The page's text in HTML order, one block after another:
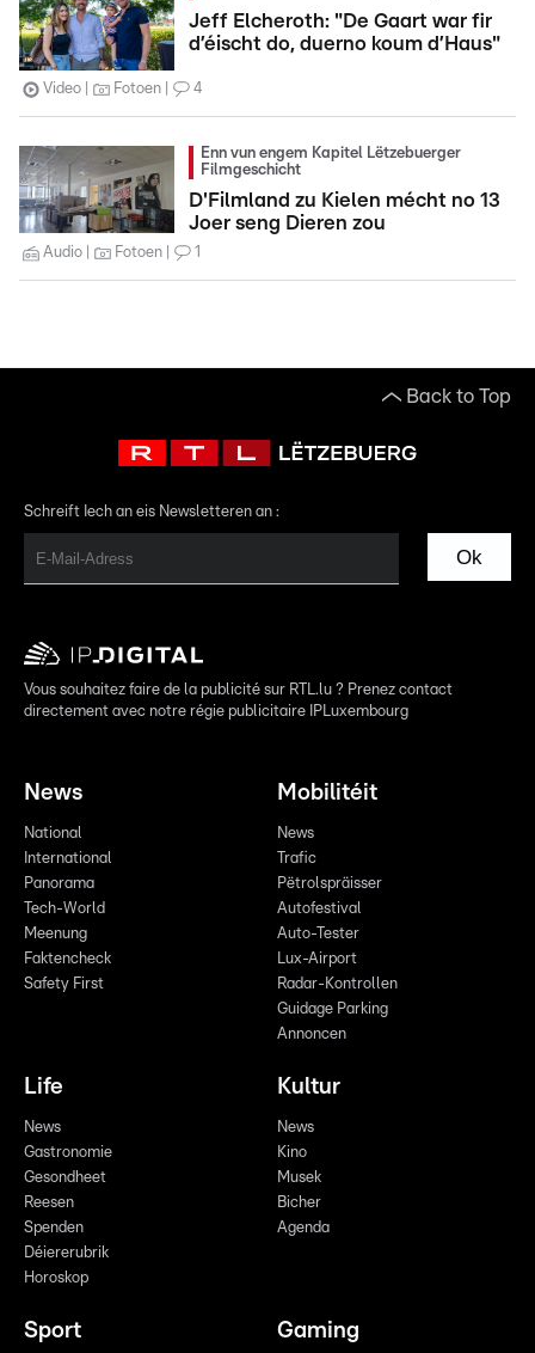
Jeff Elcheroth: "De Gaart war fir
d’éischt do, duerno koum d’Haus"
Video Fotoen 4
Enn vun engem Kapitel Lëtzebuerger
Filmgeschicht
D'Filmland zu Kielen mécht no 13
Joer seng Dieren zou
Audio Fotoen 1
Back to Top
Schreift Iech an eis Newsletteren an :
Ok
Vous souhaitez faire de la publicité sur RTL.lu ? Prenez contact
directement avec notre régie publicitaire IPLuxembourg
News
National
International
Panorama
Tech-World
Meenung
Faktencheck
Safety First
Mobilitéit
News
Trafic
Pëtrolspräisser
Autofestival
Auto-Tester
Lux-Airport
Radar-Kontrollen
Guidage Parking
Annoncen
Life
News
Gastronomie
Gesondheet
Reesen
Spenden
Déiererubrik
Horoskop
Kultur
News
Kino
Musek
Bicher
Agenda
Sport Gaming